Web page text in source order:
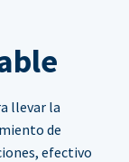
llevar la
de
efectivo